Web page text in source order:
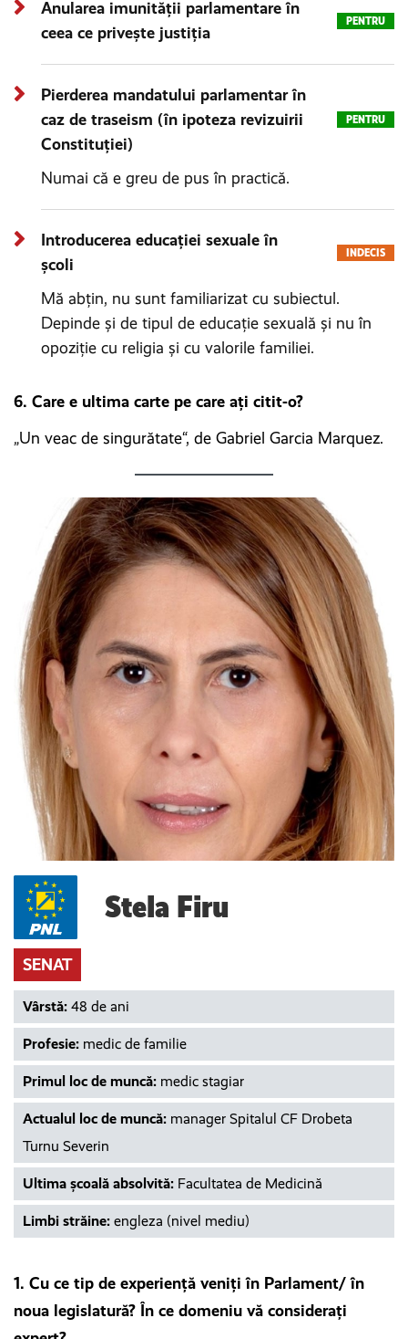
Anularea imunității parlamentare în
ceea ce privește justiția
PENTRU
Pierderea mandatului parlamentar în
caz de traseism (în ipoteza revizuirii
Constituției)
PENTRU
Numai că e greu de pus în practică.
Introducerea educației sexuale în
școli
INDECIS
Mă abțin, nu sunt familiarizat cu subiectul.
Depinde și de tipul de educație sexuală și nu în
opoziție cu religia și cu valorile familiei.
6. Care e ultima carte pe care ați citit-o?
„Un veac de singurătate“, de Gabriel Garcia Marquez.
Stela Firu
SENAT
Vârstă: 48 de ani
Profesie: medic de familie
Primul loc de muncă: medic stagiar
Actualul loc de muncă: manager Spitalul CF Drobeta
Turnu Severin
Ultima școală absolvită: Facultatea de Medicină
Limbi străine: engleza (nivel mediu)
1. Cu ce tip de experiență veniți în Parlament/ în
noua legislatură? În ce domeniu vă considerați